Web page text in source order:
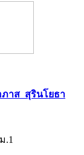
ภาส สุรินโยธา
.1